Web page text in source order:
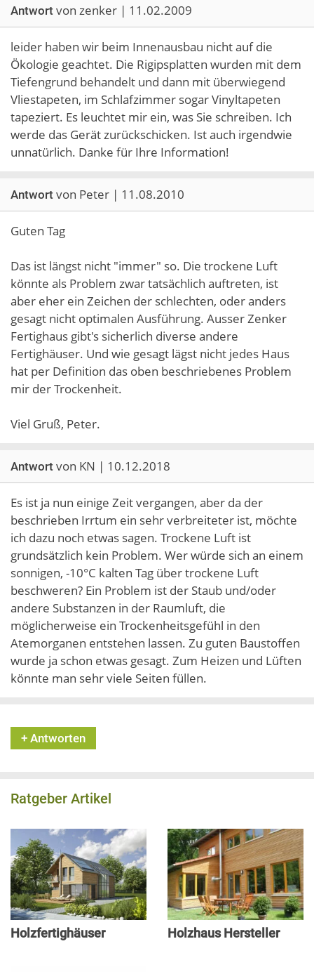
Antwort von zenker | 11.02.2009
leider haben wir beim Innenausbau nicht auf die
Ökologie geachtet. Die Rigipsplatten wurden mit dem
Tiefengrund behandelt und dann mit überwiegend
Vliestapeten, im Schlafzimmer sogar Vinyltapeten
tapeziert. Es leuchtet mir ein, was Sie schreiben. Ich
werde das Gerät zurückschicken. Ist auch irgendwie
unnatürlich. Danke für Ihre Information!
Antwort von Peter | 11.08.2010
Guten Tag
Das ist längst nicht "immer" so. Die trockene Luft
könnte als Problem zwar tatsächlich auftreten, ist
aber eher ein Zeichen der schlechten, oder anders
gesagt nicht optimalen Ausführung. Ausser Zenker
Fertighaus gibt's sicherlich diverse andere
Fertighäuser. Und wie gesagt lägst nicht jedes Haus
hat per Definition das oben beschriebenes Problem
mir der Trockenheit.
Viel Gruß, Peter.
Antwort von KN | 10.12.2018
Es ist ja nun einige Zeit vergangen, aber da der
beschrieben Irrtum ein sehr verbreiteter ist, möchte
ich dazu noch etwas sagen. Trockene Luft ist
grundsätzlich kein Problem. Wer würde sich an einem
sonnigen, -10°C kalten Tag über trockene Luft
beschweren? Ein Problem ist der Staub und/oder
andere Substanzen in der Raumluft, die
möglicherweise ein Trockenheitsgefühl in den
Atemorganen entstehen lassen. Zu guten Baustoffen
wurde ja schon etwas gesagt. Zum Heizen und Lüften
könnte man sehr viele Seiten füllen.
+ Antworten
Ratgeber Artikel
Holzfertighäuser Holzhaus Hersteller